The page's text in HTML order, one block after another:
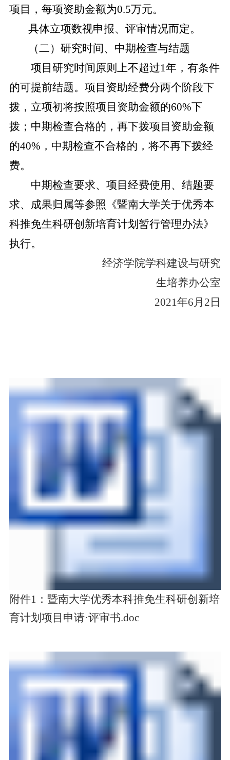
项目 ，每项资助金额为0.5万元。
具体立项数视申报、评审情况而定。
（二）研究时间、中期检查与结题
项目研究时间原则上不超过1年，有条件
的可提前结题。项目资助经费分两个阶段下
拨，立项初将按照项目资助金额的60%下
拨；中期检查合格的，再下拨项目资助金额
的40% ，中期检查不合格的，将不再下拨经
费。
中期检查要求、项目经费使用、结题要
求、成果归属等参照《暨南大学关于优秀本
科推免生科研创新培育计划暂行管理办法》
执行。
经济学院学科建设与研究
生培养办公室
2021年6月 2 日
附件1：暨南大学优秀本科推免生科研创新培
育计划项目申请·评审书.doc